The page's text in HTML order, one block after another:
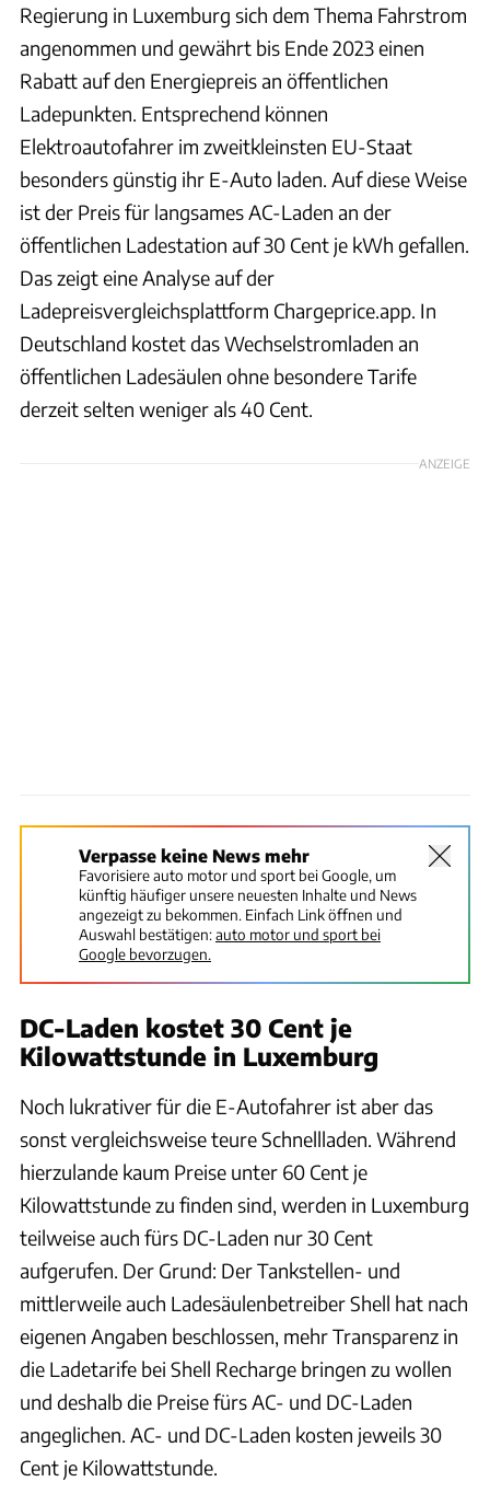
Regierung in Luxemburg sich dem Thema Fahrstrom
angenommen und gewährt bis Ende 2023 einen
Rabatt auf den Energiepreis an öffentlichen
Ladepunkten. Entsprechend können
Elektroautofahrer im zweitkleinsten EU-Staat
besonders günstig ihr E-Auto laden. Auf diese Weise
ist der Preis für langsames AC-Laden an der
öffentlichen Ladestation auf 30 Cent je kWh gefallen.
Das zeigt eine Analyse auf der
Ladepreisvergleichsplattform Chargeprice.app. In
Deutschland kostet das Wechselstromladen an
öffentlichen Ladesäulen ohne besondere Tarife
derzeit selten weniger als 40 Cent.
ANZEIGE
Verpasse keine News mehr
Favorisiere auto motor und sport bei Google, um
künftig häufiger unsere neuesten Inhalte und News
angezeigt zu bekommen. Einfach Link öffnen und
Auswahl bestätigen:auto motor und sport bei
Google bevorzugen.
DC-Laden kostet 30 Cent je
Kilowattstunde in Luxemburg
Noch lukrativer für die E-Autofahrer ist aber das
sonst vergleichsweise teure Schnellladen. Während
hierzulande kaum Preise unter 60 Cent je
Kilowattstunde zu finden sind, werden in Luxemburg
teilweise auch fürs DC-Laden nur 30 Cent
aufgerufen. Der Grund: Der Tankstellen- und
mittlerweile auch Ladesäulenbetreiber Shell hat nach
eigenen Angaben beschlossen, mehr Transparenz in
die Ladetarife bei Shell Recharge bringen zu wollen
und deshalb die Preise fürs AC- und DC-Laden
angeglichen. AC- und DC-Laden kosten jeweils 30
Cent je Kilowattstunde.